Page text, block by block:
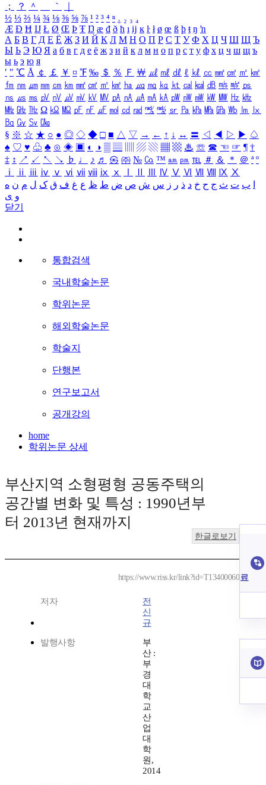
；
？ ＾ ｀
½ ⅓ ⅔ ¼ ¾ ⅛ ⅜ ⅝ ⅞ ¹ ² ³ ⁴ ⁿ ₁ ₂ ₃ ₄
Æ Ð Ħ Ĳ Ł Ø Œ Þ Ŧ Ŋ æ đ ð ħ ı ĳ ĸ ŀ ł ø œ ß þ ŧ ŋ ŉ
А Б В Г Д Е Ё Ж З И Й К Л М Н О П Р С Т У Ф Х Ц Ч Ш Щ Ъ
Ы Ь Э Ю Я а б в г д е ё ж з и й к л м н о п р с т у ф х ц ч ш щ ъ
ы ь э ю я
′ ″ ℃ Å ￠ ￡ ￥ ¤ ℉ ‰ ＄ ％ Ｆ ￦ ㎕ ㎖ ㎗ ℓ ㎘ ㏄ ㎣ ㎤ ㎥ ㎦
㎙ ㎚ ㎛ ㎜ ㎝ ㎞ ㎟ ㎠ ㎡ ㎢ ㏊ ㎍ ㎎ ㎏ ㏏ ㎈ ㎉ ㏈ ㎧ ㎨ ㎰
㎱ ㎲ ㎳ ㎴ ㎵ ㎶ ㎷ ㎸ ㎹ ㎀ ㎁ ㎂ ㎃ ㎄ ㎺ ㎻ ㎽ ㎾ ㎿ ㎐ ㎑
㎒ ㎓ ㎔ Ω ㏀ ㏁ ㎊ ㎋ ㎌ ㏖ ㏅ ㎭ ㎮ ㎯ ㏛ ㎩ ㎪ ㎫ ㎬ ㏝ ㏐
㏓
㏃ ㏉ ㏜ ㏆
§ ※ ☆ ★ ○ ● ◎ ◇ ◆ □ ■ △ ▽ → ← ↑ ↓ ↔ 〓 ◁ ◀ ▷ ▶ ♤
♠ ♡ ♥ ♧ ♣ ⊙ ◈ ▣ ◐ ◑ ▒ ▤ ▨ ▧ ▦ ▩ ♨ ☏ ☎ ☜ ☞ ¶ †
‡ ↕ ↗ ↙ ↖ ↘ ♭ ♩ ♪ ♬ ㉿ ㈜ № ㏇ ™ ㏂ ㏘ ℡ ＃ ＆ ＊ ＠ ª º
ⅰ
ⅱ ⅲ ⅳ ⅴ ⅵ ⅶ ⅷ ⅸ ⅹ Ⅳ Ⅴ Ⅵ Ⅶ Ⅷ Ⅸ Ⅹ
ب ت ث ج ح خ د ذ ر ز س ش ص ض ط ظ ع غ ف ق ک ل م ن ه
و ی
닫기
통합검색
국내학술논문
학위논문
해외학술논문
학술지
단행본
연구보고서
공개강의
home
학위논문 상세
부산지역 소형평형 공동주택의
공간별 변화 및 특성 : 1990년부
터 2013년 현재까지
한글로보기
https://www.riss.kr/link?id=T13400060
저자
전
신
규
발행사항
부
산 :
부
경
대
학
교
산
업
대
학
원,
2014
료